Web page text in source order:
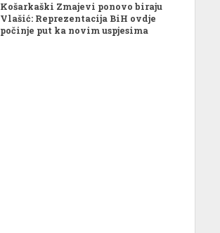
Košarkaški Zmajevi ponovo biraju
Vlašić: Reprezentacija BiH ovdje
počinje put ka novim uspjesima